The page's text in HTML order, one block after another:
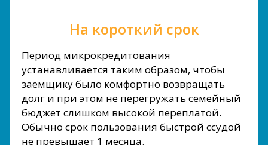
На короткий срок
Период микрокредитования
устанавливается таким образом, чтобы
заемщику было комфортно возвращать
долг и при этом не перегружать семейный
бюджет слишком высокой переплатой.
Обычно срок пользования быстрой ссудой
не превышает 1 месяца.